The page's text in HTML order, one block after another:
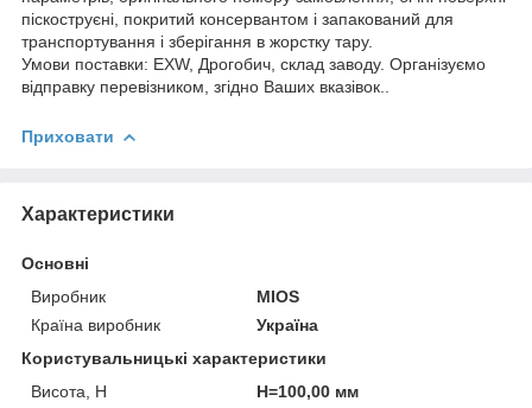
піскоструєні, покритий консервантом і запакований для
транспортування і зберігання в жорстку тару.
Умови поставки: EXW, Дрогобич, склад заводу. Організуємо
відправку перевізником, згідно Ваших вказівок..
Приховати
Характеристики
Основні
Виробник
MIOS
Країна виробник
Україна
Користувальницькі характеристики
Висота, H
H=100,00 мм